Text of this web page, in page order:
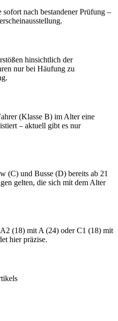
nach bestandener Prüfung –
hinsichtlich der
nur bei Häufung zu
(Klasse B) im Alter eine
– aktuell gibt es nur
(C) und Busse (D) bereits ab 21
gelten, die sich mit dem Alter
(18) mit A (24) oder C1 (18) mit
hier präzise.